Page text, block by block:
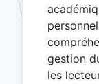
gestion
les